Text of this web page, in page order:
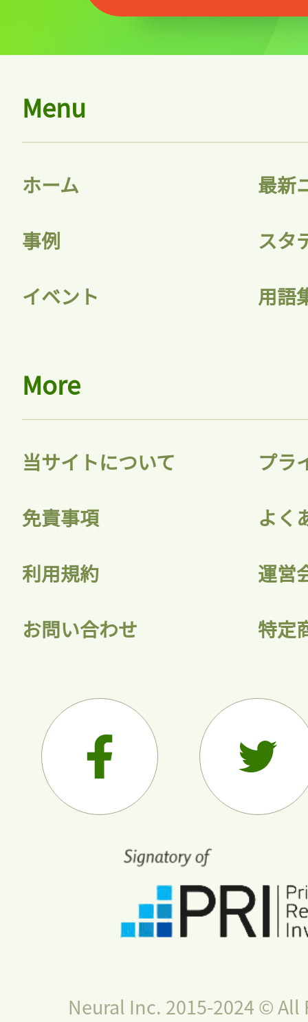
Menu
ホーム 最新
事例 スタ
イベント 用語
More
当サイトについて プラ
免責事項 よく
利用規約 運営
お問い合わせ 特定
Neural Inc. 2015-2024 © All